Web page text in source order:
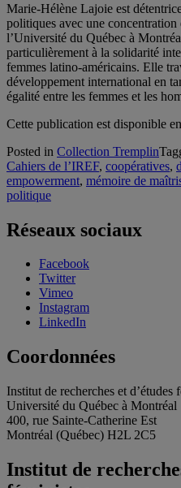
Marie-Hélène Lajoie est
politiques avec une concentration
l’Université du Québec à
particulièrement à la solidarité
femmes latino-américains. Elle
développement international en
égalité entre les femmes et les
Cette publication est disponible en
Posted in Collection Tremplin
Cahiers de l’IREF, coopératives,
empowerment, mémoire de
politique
Réseaux sociaux
Facebook
Twitter
Vimeo
Instagram
LinkedIn
Coordonnées
Institut de recherches et d’études
Université du Québec à Montréal
400, rue Sainte-Catherine Est
Montréal (Québec) H2L 2C5
Institut de